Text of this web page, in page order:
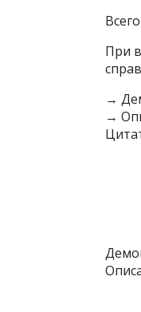
При
→
→